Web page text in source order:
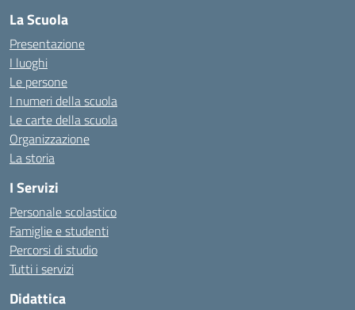
La Scuola
Presentazione
I luoghi
Le persone
I numeri della scuola
Le carte della scuola
Organizzazione
La storia
I Servizi
Personale scolastico
Famiglie e studenti
Percorsi di studio
Tutti i servizi
Didattica